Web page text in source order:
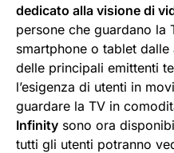
dedicato alla visione di
persone che guardano la
smartphone o tablet
delle principali emittenti
l’esigenza di utenti in
guardare la TV in
Infinity sono ora
tutti gli utenti potranno